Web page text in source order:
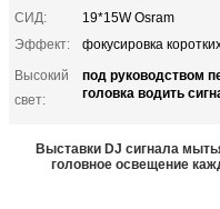
СИД:
19*15W Osram
Эффект:
фокусировка
Высокий
свет:
под руководством
головка водить
Выставки DJ сигнала
головное освещение